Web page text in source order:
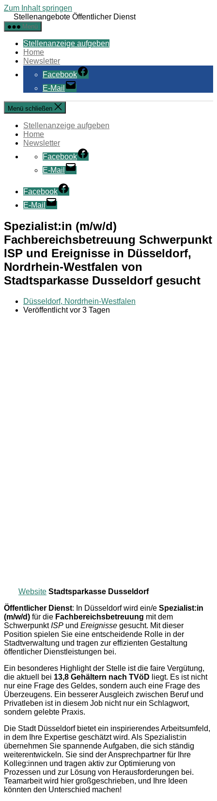
Zum Inhalt springen
Stellenangebote Öffentlicher Dienst
Menü
Stellenanzeige aufgeben
Home
Newsletter
Facebook
E-Mail
Menü schließen
Stellenanzeige aufgeben
Home
Newsletter
Facebook
E-Mail
Facebook
E-Mail
Spezialist:in (m/w/d)
Fachbereichsbetreuung Schwerpunkt
ISP und Ereignisse in Düsseldorf,
Nordrhein-Westfalen von
Stadtsparkasse Dusseldorf gesucht
Düsseldorf, Nordrhein-Westfalen
Veröffentlicht vor 3 Tagen
Website Stadtsparkasse Dusseldorf
Öffentlicher Dienst: In Düsseldorf wird ein/e Spezialist:in
(m/w/d) für die Fachbereichsbetreuung mit dem
SchwerpunktISP und Ereignisse gesucht. Mit dieser
Position spielen Sie eine entscheidende Rolle in der
Stadtverwaltung und tragen zur effizienten Gestaltung
öffentlicher Dienstleistungen bei.
Ein besonderes Highlight der Stelle ist die faire Vergütung,
die aktuell bei 13,8 Gehältern nach TVöD liegt. Es ist nicht
nur eine Frage des Geldes, sondern auch eine Frage des
Überzeugens. Ein besserer Ausgleich zwischen Beruf und
Privatleben ist in diesem Job nicht nur ein Schlagwort,
sondern gelebte Praxis.
Die Stadt Düsseldorf bietet ein inspirierendes Arbeitsumfeld,
in dem Ihre Expertise geschätzt wird. Als Spezialist:in
übernehmen Sie spannende Aufgaben, die sich ständig
weiterentwickeln. Sie sind der Ansprechpartner für Ihre
Kolleg:innen und tragen aktiv zur Optimierung von
Prozessen und zur Lösung von Herausforderungen bei.
Teamarbeit wird hier großgeschrieben, und Ihre Ideen
könnten den Unterschied machen!